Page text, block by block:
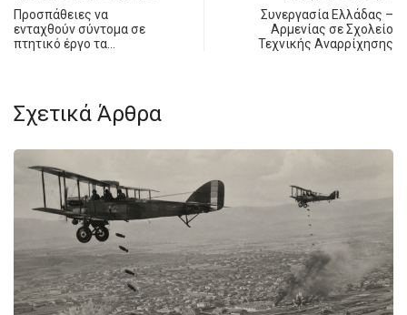
Προσπάθειες να
ενταχθούν σύντομα σε
πτητικό έργο τα…
Συνεργασία Ελλάδας –
Αρμενίας σε Σχολείο
Τεχνικής Αναρρίχησης
Σχετικά Άρθρα